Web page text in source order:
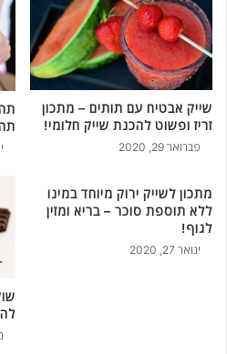
שייק אבטיח עם תותים – מתכון
זריז ופשוט להכנת שייק חלומי!
פברואר 29, 2020
מתכון לשייק ירוק מיוחד במינו
ללא תוספת סוכר – בריא ומזין
לגוף!
ינואר 27, 2020